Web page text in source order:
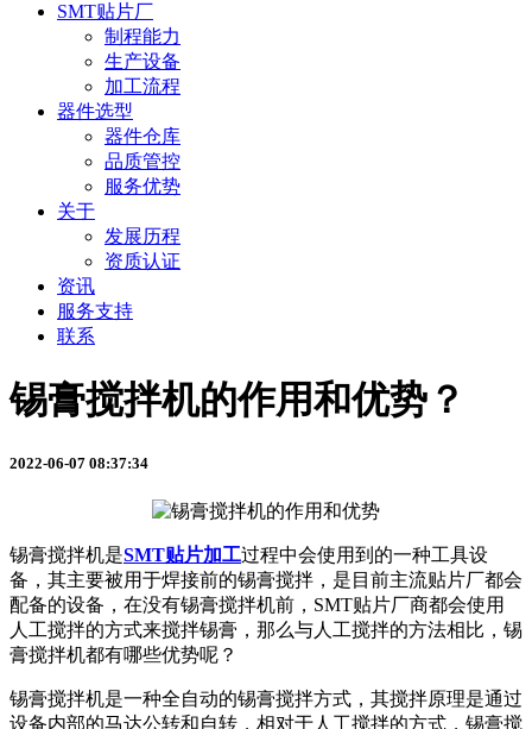
SMT贴片厂
制程能力
生产设备
加工流程
器件选型
器件仓库
品质管控
服务优势
关于
发展历程
资质认证
资讯
服务支持
联系
锡膏搅拌机的作用和优势？
2022-06-07 08:37:34
锡膏搅拌机是SMT贴片加工过程中会使用到的一种工具设
备，其主要被用于焊接前的锡膏搅拌，是目前主流贴片厂都会
配备的设备，在没有锡膏搅拌机前，SMT贴片厂商都会使用
人工搅拌的方式来搅拌锡膏，那么与人工搅拌的方法相比，锡
膏搅拌机都有哪些优势呢？
锡膏搅拌机是一种全自动的锡膏搅拌方式，其搅拌原理是通过
设备内部的马达公转和自转，相对于人工搅拌的方式，锡膏搅